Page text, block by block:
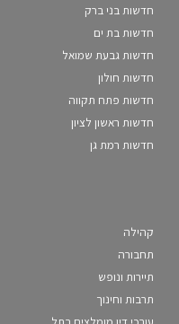
חדשות בני ברק
חדשות בת ים
חדשות גבעת שמואל
חדשות חולון
חדשות פתח תקווה
חדשות ראשון לציון
חדשות רמת גן
קהילה
תחבורה
תיירות ונופש
תרבות וחינוך